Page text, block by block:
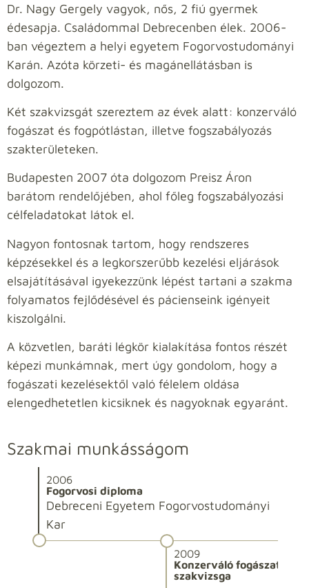
Dr. Nagy Gergely vagyok, nős, 2 fiú gyermek
édesapja. Családommal Debrecenben élek. 2006-
ban végeztem a helyi egyetem Fogorvostudományi
Karán. Azóta körzeti- és magánellátásban is
dolgozom.
Két szakvizsgát szereztem az évek alatt: konzerváló
fogászat és fogpótlástan, illetve fogszabályozás
szakterületeken.
Budapesten 2007 óta dolgozom Preisz Áron
barátom rendelőjében, ahol főleg fogszabályozási
célfeladatokat látok el.
Nagyon fontosnak tartom, hogy rendszeres
képzésekkel és a legkorszerűbb kezelési eljárások
elsajátításával igyekezzünk lépést tartani a szakma
folyamatos fejlődésével és pácienseink igényeit
kiszolgálni.
A közvetlen, baráti légkör kialakítása fontos részét
képezi munkámnak, mert úgy gondolom, hogy a
fogászati kezelésektől való félelem oldása
elengedhetetlen kicsiknek és nagyoknak egyaránt.
Szakmai munkásságom
2006
Fogorvosi diploma
Debreceni Egyetem Fogorvostudományi
Kar
2009
Konzerváló fogászat és
szakvizsga